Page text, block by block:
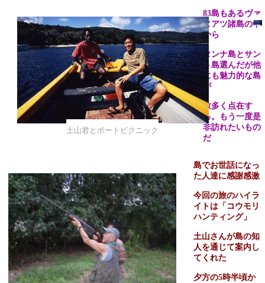
土山君とボートピクニック
島でお世話になっ
た人達に感謝感激
今回の旅のハイラ
イトは「コウモリ
ハンティング」
土山さんが島の知
人を通じて案内し
てくれた
夕方の5時半頃か
83島もあるヴァ
ヌアツ諸島の中
から
タンナ島とサン
ト島選んだが他
にも魅力的な島
が
数多く点在す
る。もう一度是
非訪れたいもの
だ